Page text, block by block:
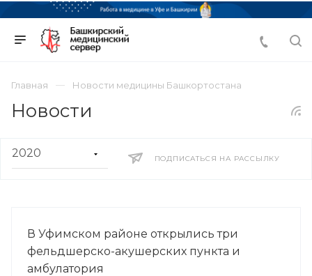
Главная Новости медицины Башкортостана
Новости
ПОДПИСАТЬСЯ НА РАССЫЛКУ
В Уфимском районе открылись три
фельдшерско-акушерских пункта и
амбулатория